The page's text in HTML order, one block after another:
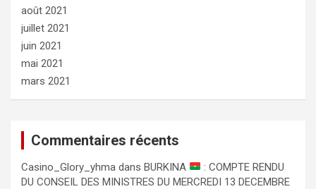
août 2021
juillet 2021
juin 2021
mai 2021
mars 2021
Commentaires récents
Сasino_Glory_yhma dans BURKINA
: COMPTE RENDU
DU CONSEIL DES MINISTRES DU MERCREDI 13 DECEMBRE